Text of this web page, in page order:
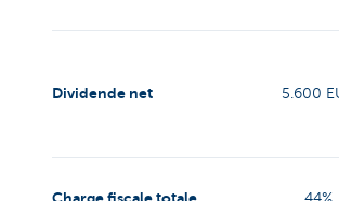
Dividende net 5.600